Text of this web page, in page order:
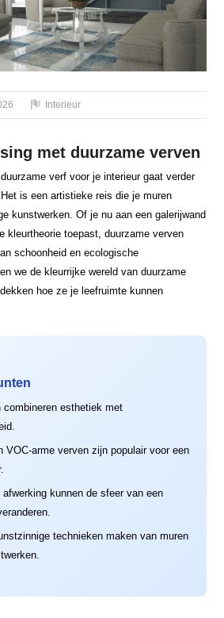
Interieur
met duurzame verven
verf voor je interieur gaat verder
is een artistieke reis die je muren
kunstwerken. Of je nu aan een galerijwand
kleurtheorie toepast, duurzame verven
schoonheid en ecologische
we de kleurrijke wereld van duurzame
hoe ze je leefruimte kunnen
combineren esthetiek met
VOC-arme verven zijn populair voor een
kunnen de sfeer van een
technieken maken van muren